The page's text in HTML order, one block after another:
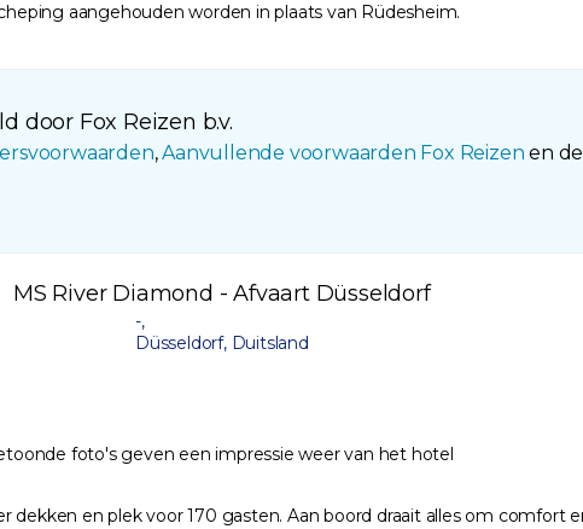
aangehouden worden in plaats van Rüdesheim.
door Fox Reizen b.v.
,Aanvullende voorwaarden Fox Reizen en
MS River Diamond - Afvaart Düsseldorf
-,
Düsseldorf, Duitsland
foto's geven een impressie weer van het hotel
en plek voor 170 gasten. Aan boord draait alles om comfort